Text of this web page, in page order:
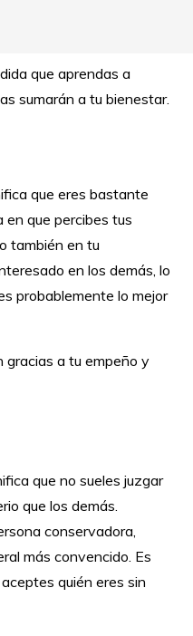
que aprendas a
sumarán a tu bienestar.
que eres bastante
en que percibes tus
también en tu
en los demás, lo
probablemente lo mejor
gracias a tu empeño y
que no sueles juzgar
que los demás.
conservadora,
más convencido. Es
quién eres sin